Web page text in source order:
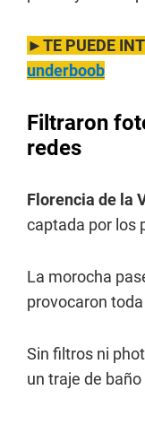
►TE PUEDE
underboob
Filtraron
redes
Florencia de la
captada por los
La morocha
provocaron
Sin filtros ni
un traje de